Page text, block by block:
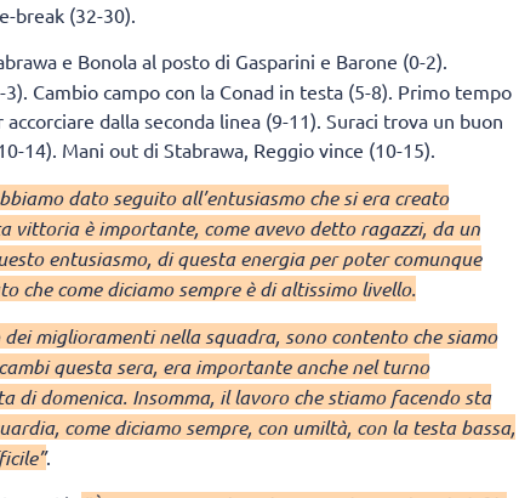
break (32-30).
e Bonola al posto di Gasparini e Barone (0-2).
Cambio campo con la Conad in testa (5-8). Primo tempo
dalla seconda linea (9-11). Suraci trova un buon
14). Mani out di Stabrawa, Reggio vince (10-15).
dato seguito all’entusiasmo che si era creato
vittoria è importante, come avevo detto ragazzi, da un
entusiasmo, di questa energia per poter comunque
che come diciamo sempre è di altissimo livello.
miglioramenti nella squadra, sono contento che siamo
questa sera, era importante anche nel turno
domenica. Insomma, il lavoro che stiamo facendo sta
come diciamo sempre, con umiltà, con la testa bassa,
.